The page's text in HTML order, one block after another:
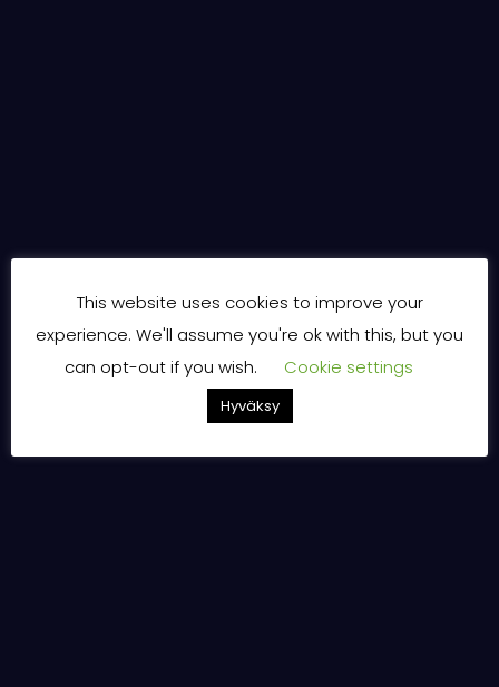
This website uses cookies to improve your
experience. We'll assume you're ok with this, but you
can opt-out if you wish.
Cookie settings
Hyväksy